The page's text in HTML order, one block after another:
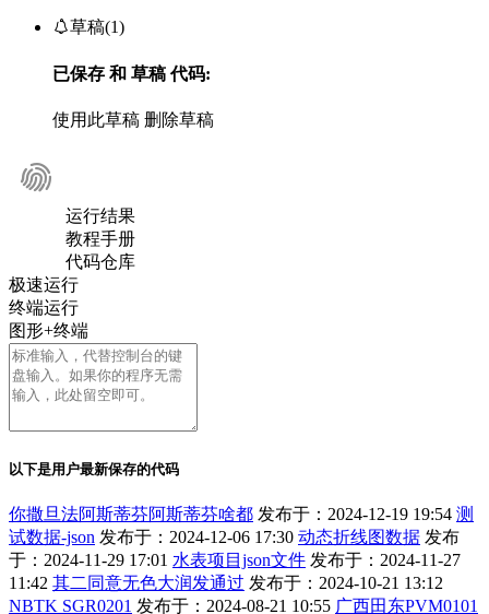
草稿(1)
已保存 和 草稿代码:
使用此草稿 删除草稿
运行结果
教程手册
代码仓库
极速运行
终端运行
图形+终端
以下是用户最新保存的代码
你撒旦法阿斯蒂芬阿斯蒂芬啥都 发布于：2024-12-19 19:54 测
试数据-json 发布于：2024-12-06 17:30 动态折线图数据 发布
于：2024-11-29 17:01 水表项目json文件 发布于：2024-11-27
11:42 其二同意无色大润发通过 发布于：2024-10-21 13:12
NBTK SGR0201 发布于：2024-08-21 10:55 广西田东PVM0101